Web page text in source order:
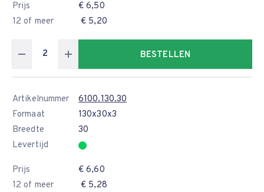
Prijs
€ 6,50
12 of meer
€ 5,20
BESTELLEN
Artikelnummer
6100.130.30
Formaat
130x30x3
Breedte
30
Levertijd
Prijs
€ 6,60
12 of meer
€ 5,28